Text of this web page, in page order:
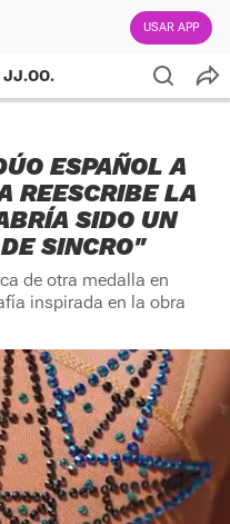
USAR APP
ESPAÑOL A
REESCRIBE LA
SIDO UN
SINCRO"
de otra medalla en
inspirada en la obra